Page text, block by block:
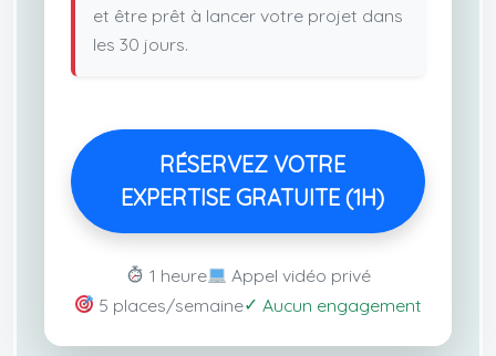
et être prêt à lancer votre projet dans
les 30 jours.
RÉSERVEZ VOTRE
EXPERTISE GRATUITE (1H)
1 heure
Appel vidéo privé
5 places/semaine✓ Aucun engagement